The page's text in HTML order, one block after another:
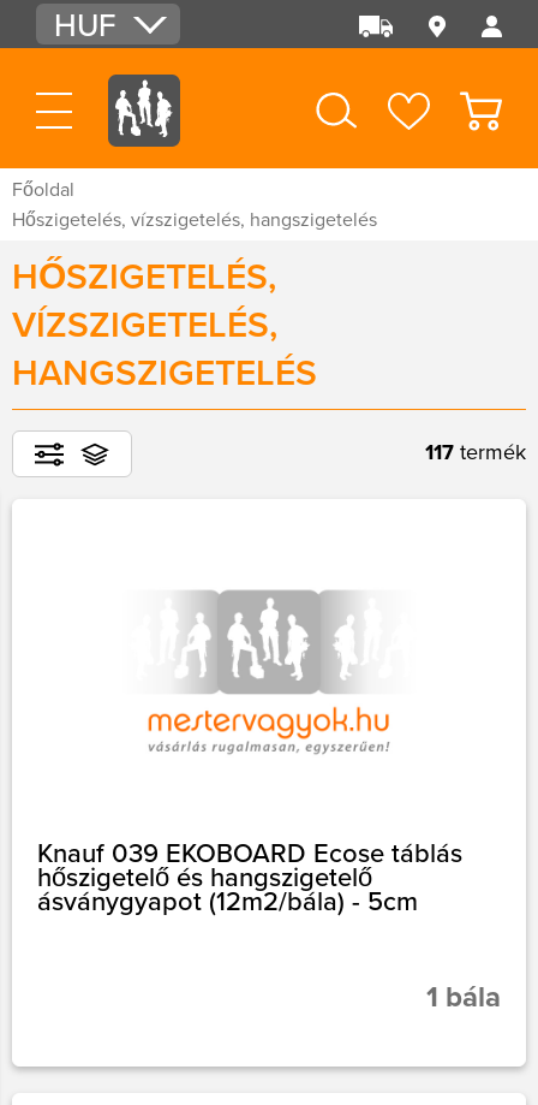
HUF
EUR
USD
Főoldal
Hőszigetelés, vízszigetelés, hangszigetelés
HŐSZIGETELÉS,
VÍZSZIGETELÉS,
HANGSZIGETELÉS
117 termék
Knauf 039 EKOBOARD Ecose táblás
hőszigetelő és hangszigetelő
ásványgyapot (12m2/bála) - 5cm
1 bála